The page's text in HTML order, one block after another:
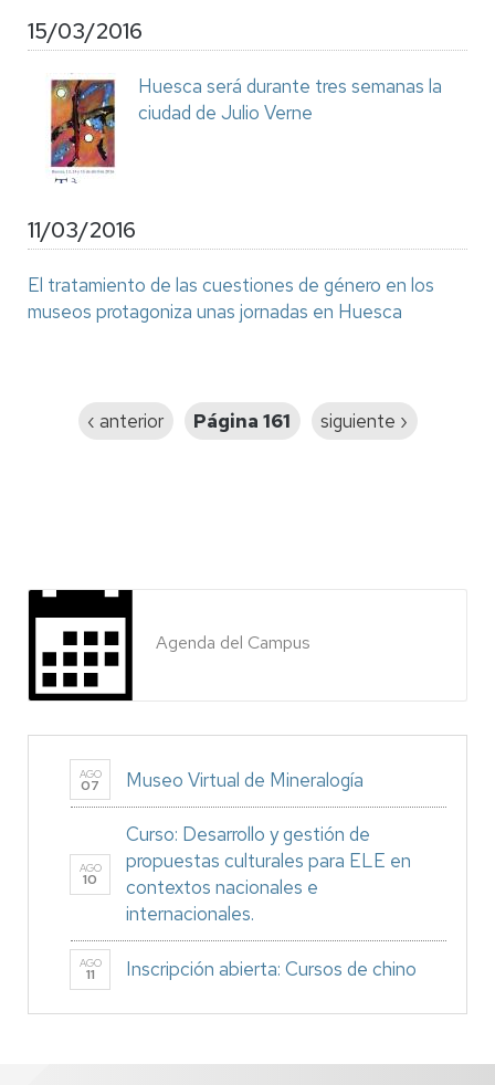
15/03/2016
Huesca será durante tres semanas la
ciudad de Julio Verne
11/03/2016
El tratamiento de las cuestiones de género en los
museos protagoniza unas jornadas en Huesca
Página
‹ anterior Página 161
Siguiente
siguiente ›
Agenda del Campus
AGO
07 Museo Virtual de Mineralogía
AGO
10
Curso: Desarrollo y gestión de
propuestas culturales para ELE en
contextos nacionales e
internacionales.
AGO
11 Inscripción abierta: Cursos de chino